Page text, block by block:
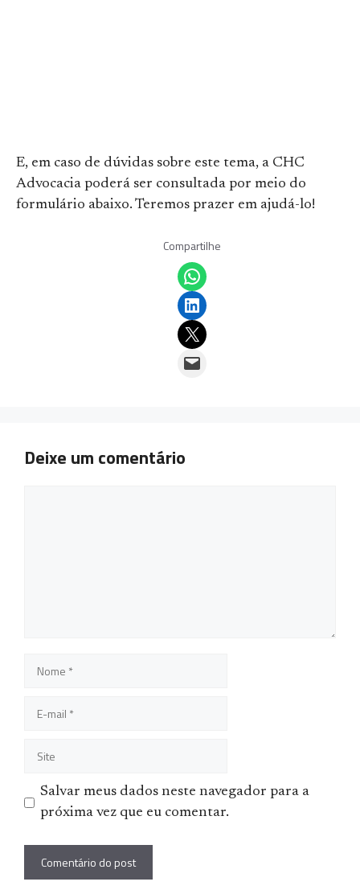
E, em caso de dúvidas sobre este tema, a CHC
Advocacia poderá ser consultada por meio do
formulário abaixo. Teremos prazer em ajudá-lo!
Compartilhe
Share on WhatsApp
Share on LinkedIn
Email this Page
Email this Page
Deixe um comentário
mail
Salvar meus dados neste navegador para a
próxima vez que eu comentar.